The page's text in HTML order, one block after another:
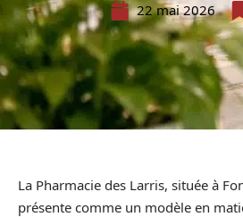
22 mai 2026
La Pharmacie des Larris, située à
présente comme un modèle en